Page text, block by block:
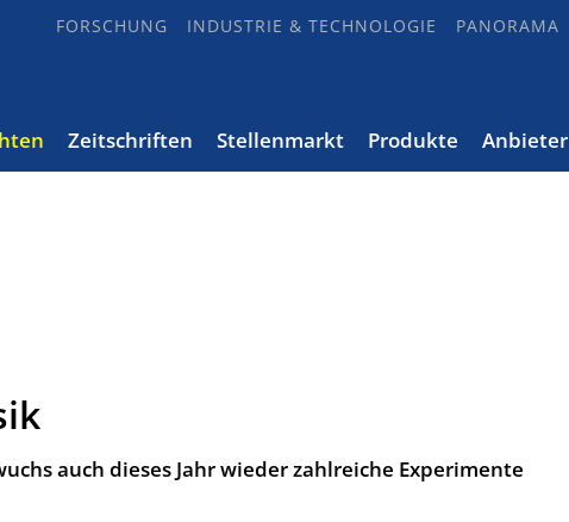
FORSCHUNG INDUSTRIE & TECHNOLOGIE PANORAMA
Zeitschriften Stellenmarkt Produkte Anbieter
auch dieses Jahr wieder zahlreiche Experimente